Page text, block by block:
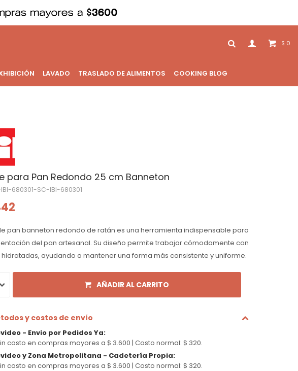
LAVADO TRASLADO DE ALIMENTOS COOKING BLOG
$ 0
para Pan Redondo 25 cm Banneton
680301-SC-IBI-680301
pan banneton redondo de ratán es una herramienta indispensable para
del pan artesanal. Su diseño permite trabajar cómodamente con
ayudando a mantener una forma más consistente y uniforme.
AÑADIR AL CARRITO
y costos de envío
- Envio por Pedidos Ya:
costo en compras mayores a $ 3.600 | Costo normal: $ 320.
y Zona Metropolitana - Cadetería Propia:
costo en compras mayores a $ 3.600 | Costo normal: $ 320.